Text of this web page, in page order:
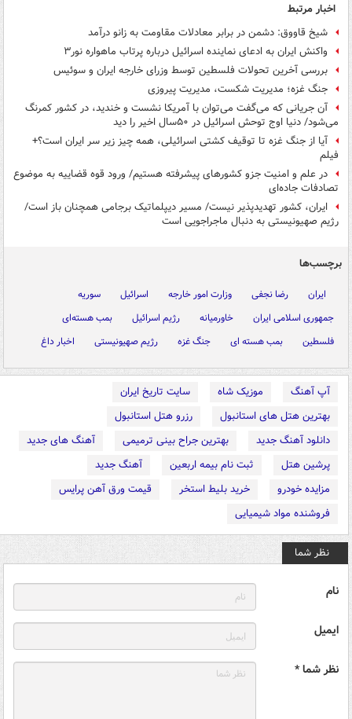
اخبار مرتبط
شیخ قاووق: دشمن در برابر معادلات مقاومت به زانو درآمد
واکنش ایران به ادعای نماینده اسرائیل درباره پرتاب ماهواره نور۳
بررسی آخرین تحولات فلسطین توسط وزرای خارجه ایران و سوئیس
جنگ غزه؛ مدیریت شکست، مدیریت پیروزی
آن جریانی که می‌گفت می‌توان با آمریکا نشست و خندید، در کشور کمرنگ
می‌شود/ دنیا اوج توحش اسرائیل در ۵۰سال اخیر را دید
آیا از جنگ غزه تا توقیف کشتی اسرائیلی، همه چیز زیر سر ایران است؟+
فیلم
در علم و امنیت جزو کشورهای پیشرفته هستیم/ ورود قوه قضاییه به موضوع
تصادفات جاده‌ای
ایران، کشور تهدیدپذیر نیست/ مسیر دیپلماتیک برجامی همچنان باز است/
رژیم صهیونیستی به دنبال ماجراجویی است
برچسب‌ها
ایران رضا نجفی وزارت امور خارجه اسرائیل
سوریه
جمهوری اسلامی ایران
خاورمیانه رژیم اسرائیل
بمب هسته‌ای
فلسطین
بمب هسته ای جنگ غزه رژیم صهیونیستی اخبار داغ
آپ آهنگ موزیک شاه
سایت تاریخ ایران
بهترین هتل های استانبول
رزرو هتل استانبول
دانلود آهنگ جدید
بهترین جراح بینی ترمیمی
آهنگ های جدید
پرشین هتل
ثبت نام بیمه اربعین
آهنگ جدید
مزایده خودرو
خرید بلیط استخر
قیمت ورق آهن پرایس
فروشنده مواد شیمیایی
نظر شما
نام
ایمیل
نظر شما *